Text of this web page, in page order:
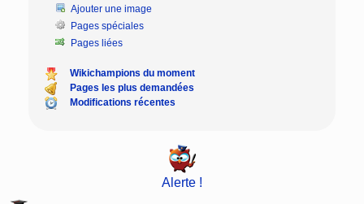
Ajouter une image
Pages spéciales
Pages liées
Wikichampions du moment
Pages les plus demandées
Modifications récentes
Alerte !